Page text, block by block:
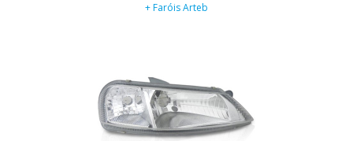
+ Faróis Arteb